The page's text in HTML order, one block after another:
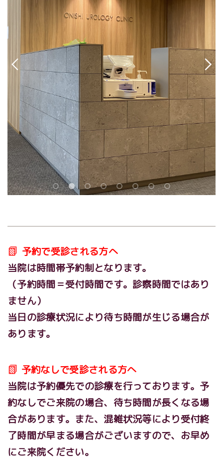
📗 予約で受診される方へ
当院は時間帯予約制となります。
（予約時間＝受付時間です。診察時間ではあり
ません）
当日の診療状況により待ち時間が生じる場合が
あります。
📗 予約なしで受診される方へ
当院は予約優先での診療を行っております。 予
約なしでご来院の場合、待ち時間が長くなる場
合があります。 また、混雑状況等により受付終
了時間が早まる場合がございますので、お早め
にご来院ください。